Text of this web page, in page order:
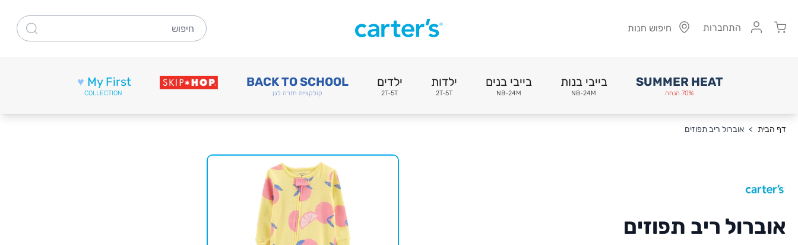
Cart התחברות חיפוש חנות
חיפוש
SUMMER HEAT
70% הנחה
בייבי בנות
NB-24M
בייבי בנים
NB-24M
ילדות
2T-5T
ילדים
2T-5T
BACK TO SCHOOL
קולקציית חזרה לגן
My First
♥
COLLECTION
דף הבית > אוברול ריב תפוזים
אוברול ריב תפוזים